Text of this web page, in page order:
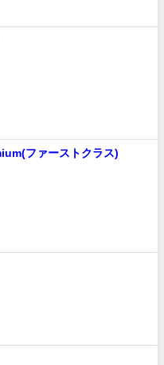
ファーストクラス)